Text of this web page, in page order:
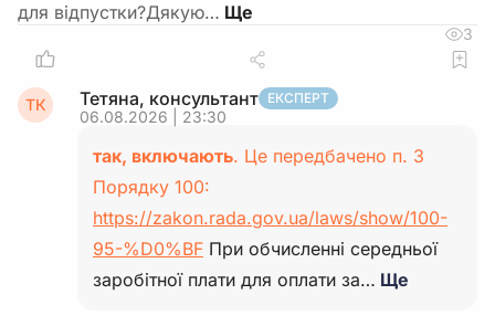
для відпустки?Дякую…
3
ТК Тетяна, консультант ЕКСПЕРТ
06.08.2026 | 23:30
так, включають. Це передбачено п. 3
Порядку 100:
https://zakon.rada.gov.ua/laws/show/100-
95-%D0%BF При обчисленні середньої
заробітної плати для оплати за… Ще